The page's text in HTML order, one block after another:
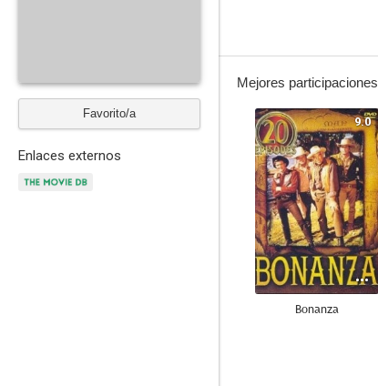
Favorito/a
Enlaces externos
Mejores participaciones
9.0
Bonanza